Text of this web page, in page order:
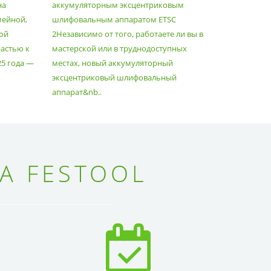
к
года —
аккумуляторным эксцентриковым
шлифовальным аппаратом ETSC
2Независимо от того, работаете ли вы в
мастерской или в труднодоступных
местах, новый аккумуляторный
эксцентриковый шлифовальный
аппарат&nb..